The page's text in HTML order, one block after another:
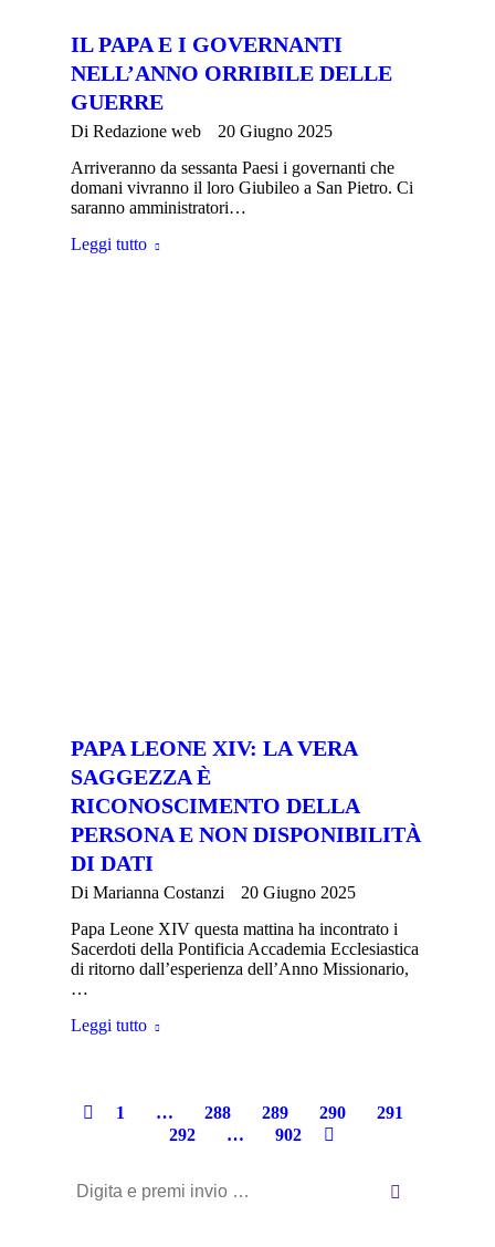
IL PAPA E I GOVERNANTI
NELL’ANNO ORRIBILE DELLE
GUERRE
Di Redazione web
20 Giugno 2025
Arriveranno da sessanta Paesi i governanti che
domani vivranno il loro Giubileo a San Pietro. Ci
saranno amministratori…
Leggi tutto
PAPA LEONE XIV: LA VERA
SAGGEZZA È
RICONOSCIMENTO DELLA
PERSONA E NON DISPONIBILITÀ
DI DATI
Di Marianna Costanzi
20 Giugno 2025
Papa Leone XIV questa mattina ha incontrato i
Sacerdoti della Pontificia Accademia Ecclesiastica
di ritorno dall’esperienza dell’Anno Missionario,
…
Leggi tutto
1 … 288 289 290
291
292
… 902
Cerca: